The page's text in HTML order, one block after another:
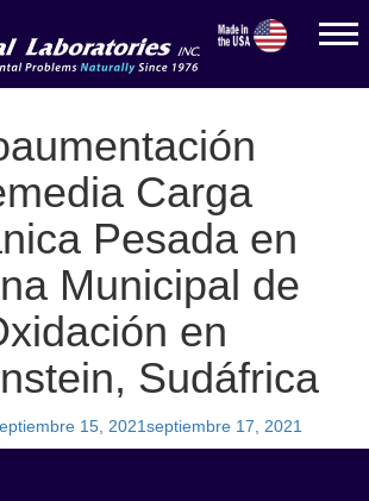
Carga
Pesada en
Municipal de
en
Sudáfrica
15, 2021septiembre 17, 2021